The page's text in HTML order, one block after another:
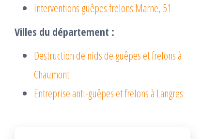
Interventions guêpes frelons Marne, 51
Villes du département :
Destruction de nids de guêpes et frelons à
Chaumont
Entreprise anti-guêpes et frelons à Langres